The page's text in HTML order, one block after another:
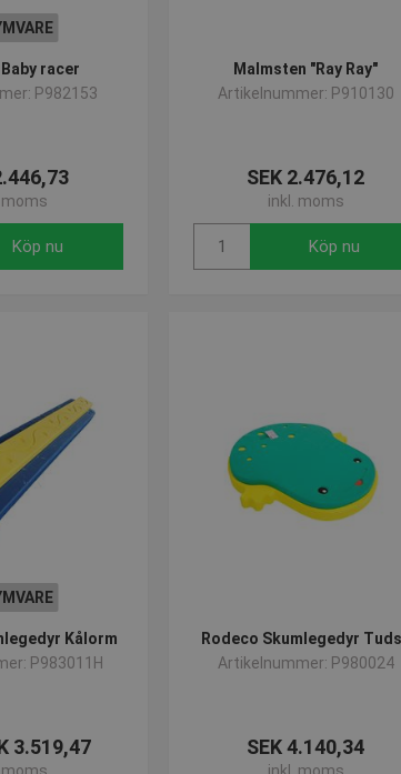
racer
P982153
moms
Köp nu
Malmsten "Ray Ray"
Artikelnummer: P910130
SEK 2.476,12
inkl. moms
Köp nu
Kålorm
P983011H
3.519,47
Rodeco Skumlegedyr
Artikelnummer: P980024
SEK 4.140,34